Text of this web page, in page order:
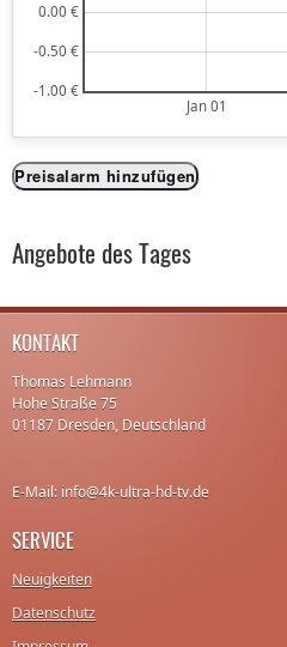
Jan 01
-1.00 €
-0.50 €
0.00 €
Preisalarm hinzufügen
Angebote des Tages
KONTAKT
Thomas Lehmann
Hohe Straße 75
01187 Dresden, Deutschland
E-Mail: info@4k-ultra-hd-tv.de
SERVICE
Neuigkeiten
Datenschutz